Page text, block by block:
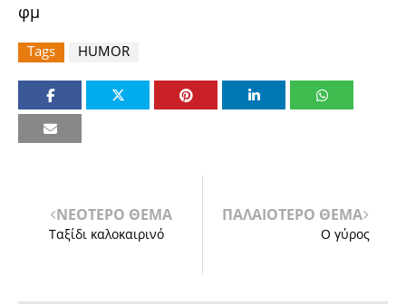
φμ
Tags HUMOR
ΝΕΟΤΕΡΟ ΘΕΜΑ
Ταξίδι καλοκαιρινό
ΠΑΛΑΙΟΤΕΡΟ ΘΕΜΑ
Ο γύρος